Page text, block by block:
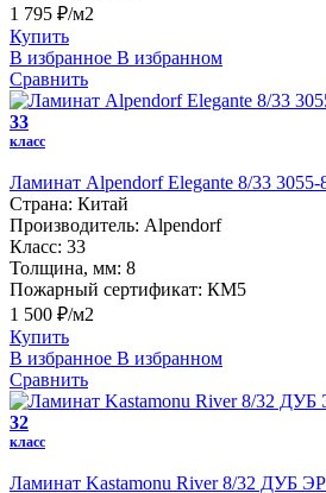
1 795 ₽/м2
Купить
В избранное В избранном
Сравнить
33
класс
Ламинат Alpendorf Elegante 8/33
Страна: Китай
Производитель: Alpendorf
Класс: 33
Толщина, мм: 8
Пожарный сертификат: КМ5
1 500 ₽/м2
Купить
В избранное В избранном
Сравнить
32
класс
Ламинат Kastamonu River 8/32 ДУБ